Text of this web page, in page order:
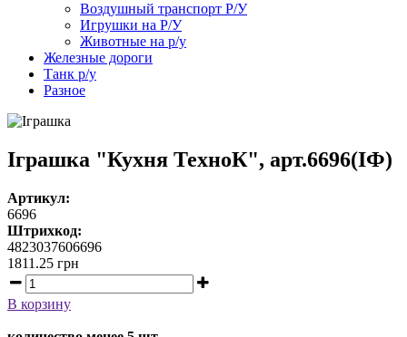
Воздушный транспорт Р/У
Игрушки на Р/У
Животные на р/у
Железные дороги
Танк р/у
Разное
Іграшка "Кухня ТехноК", арт.6696(ІФ)
Артикул:
6696
Штрихкод:
4823037606696
1811.25 грн
В корзину